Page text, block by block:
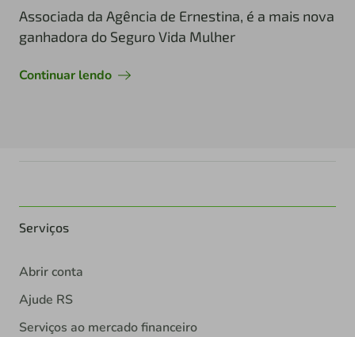
Associada da Agência de Ernestina, é a mais nova
ganhadora do Seguro Vida Mulher
Continuar lendo
Serviços
Abrir conta
Ajude RS
Serviços ao mercado financeiro